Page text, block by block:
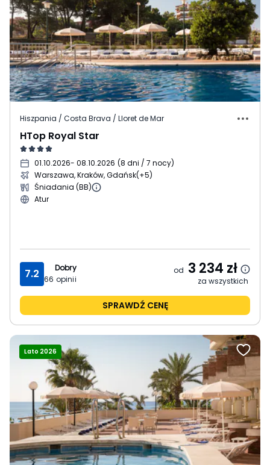
Hiszpania / Costa Brava / Lloret de Mar
HTop Royal Star
01.10.2026- 08.10.2026 (8 dni / 7 nocy)
Warszawa, Kraków, Gdańsk(+5)
Śniadania (BB)
Atur
7.2
Dobry
66 opinii
od 3 234 zł
za wszystkich
SPRAWDŹ CENĘ
Lato 2026